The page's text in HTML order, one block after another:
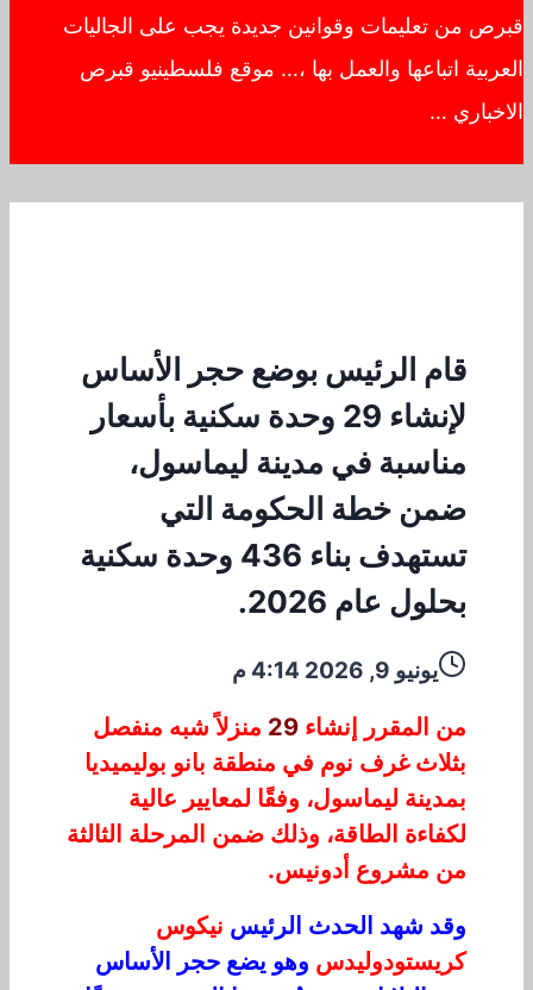
قبرص من تعليمات وقوانين جديدة يجب على الجاليات
العربية اتباعها والعمل بها ،… موقع فلسطينيو قبرص
الاخباري …
قام الرئيس بوضع حجر الأساس
لإنشاء 29 وحدة سكنية بأسعار
مناسبة في مدينة ليماسول،
ضمن خطة الحكومة التي
تستهدف بناء 436 وحدة سكنية
بحلول عام 2026.
يونيو 9, 2026 4:14 م
من المقرر نشاء 29 منزلاً شبه منفصل
بثلاث غرف نوم في منطقة بانو بوليميديا
بمدينة ليماسول، وفقًا لمعايير عالية
لكفاءة الطاقة، وذلك ضمن المرحلة الثالثة
من مشروع أدونيس.
وقد شهد الحدث الرئيس نيكوس
كريستودوليدس وهو يضع حجر الأساس